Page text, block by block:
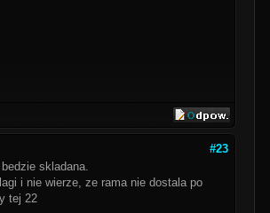
#23
skladana.
i nie wierze, ze rama nie dostala po
tej 22